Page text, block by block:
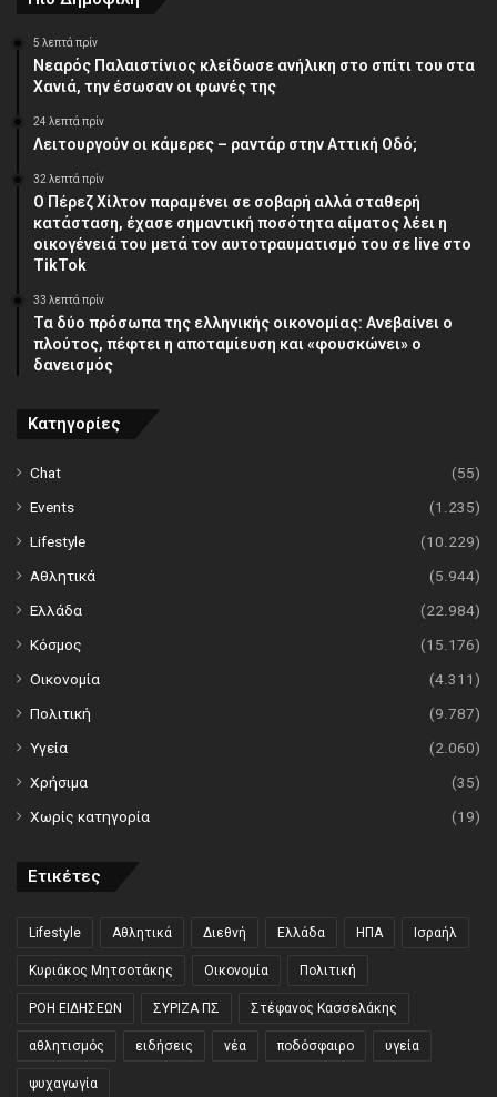
5 λεπτά πρίν
Νεαρός Παλαιστίνιος κλείδωσε ανήλικη στο σπίτι του στα
Χανιά, την έσωσαν οι φωνές της
24 λεπτά πρίν
Λειτουργούν οι κάμερες – ραντάρ στην Αττική Οδό;
32 λεπτά πρίν
Ο Πέρεζ Χίλτον παραμένει σε σοβαρή αλλά σταθερή
κατάσταση, έχασε σημαντική ποσότητα αίματος λέει η
οικογένειά του μετά τον αυτοτραυματισμό του σε live στο
TikTok
33 λεπτά πρίν
Τα δύο πρόσωπα της ελληνικής οικονομίας: Aνεβαίνει ο
πλούτος, πέφτει η αποταμίευση και «φουσκώνει» ο
δανεισμός
Κατηγορίες
Chat
(55)
Events
(1.235)
Lifestyle
(10.229)
Αθλητικά
(5.944)
Ελλάδα
(22.984)
Κόσμος
(15.176)
Οικονομία
(4.311)
Πολιτική
(9.787)
Υγεία
(2.060)
Χρήσιμα
(35)
Χωρίς κατηγορία
(19)
Ετικέτες
Lifestyle Αθλητικά Διεθνή Ελλάδα ΗΠΑ Ισραήλ
Κυριάκος Μητσοτάκης Οικονομία Πολιτική
ΡΟΗ ΕΙΔΗΣΕΩΝ ΣΥΡΙΖΑ ΠΣ Στέφανος Κασσελάκης
αθλητισμός ειδήσεις νέα ποδόσφαιρο υγεία
ψυχαγωγία